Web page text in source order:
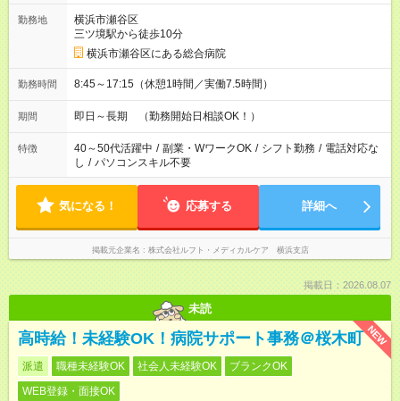
勤務地
横浜市瀬谷区
三ツ境駅から徒歩10分
横浜市瀬谷区にある総合病院
勤務時間 8:45～17:15（休憩1時間／実働7.5時間）
期間 即日～長期 （勤務開始日相談OK！）
特徴 40～50代活躍中 / 副業・WワークOK / シフト勤務 / 電話対応な
し / パソコンスキル不要
気になる！ 応募する 詳細へ
掲載元企業名 株式会社ルフト・メディカルケア 横浜支店
掲載日：2026.08.07
未読
NEW
高時給！未経験OK！病院サポート事務＠桜木町
派遣 職種未経験OK 社会人未経験OK
ブランクOK
WEB登録・面接OK